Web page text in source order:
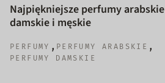
Najpiękniejsze perfumy arabskie
damskie i męskie
PERFUMY , PERFUMY ARABSKIE ,
PERFUMY DAMSKIE